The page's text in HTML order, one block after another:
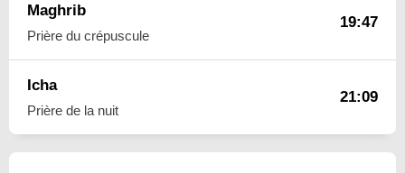
Maghrib
Prière du crépuscule
19:47
Icha
Prière de la nuit
21:09